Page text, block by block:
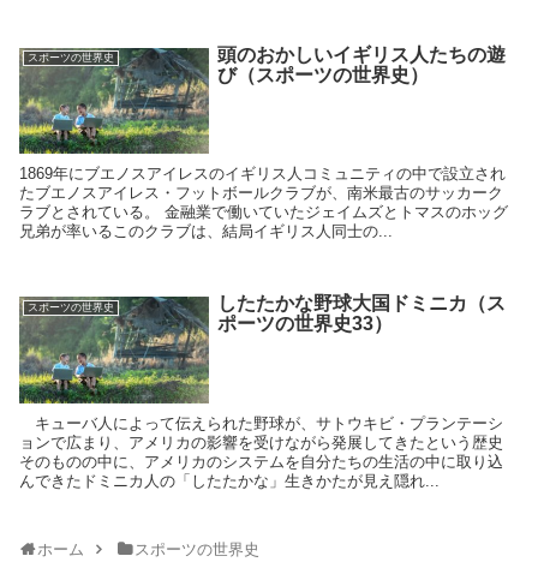
スポーツの世界史
頭のおかしいイギリス人たちの遊
び（スポーツの世界史）
1869年にブエノスアイレスのイギリス人コミュニティの中で設立され
たブエノスアイレス・フットボールクラブが、南米最古のサッカーク
ラブとされている。 金融業で働いていたジェイムズとトマスのホッグ
兄弟が率いるこのクラブは、結局イギリス人同士の...
スポーツの世界史
したたかな野球大国ドミニカ（ス
ポーツの世界史33）
キューバ人によって伝えられた野球が、サトウキビ・プランテーシ
ョンで広まり、アメリカの影響を受けながら発展してきたという歴史
そのものの中に、アメリカのシステムを自分たちの生活の中に取り込
んできたドミニカ人の「したたかな」生きかたが見え隠れ...
ホーム スポーツの世界史